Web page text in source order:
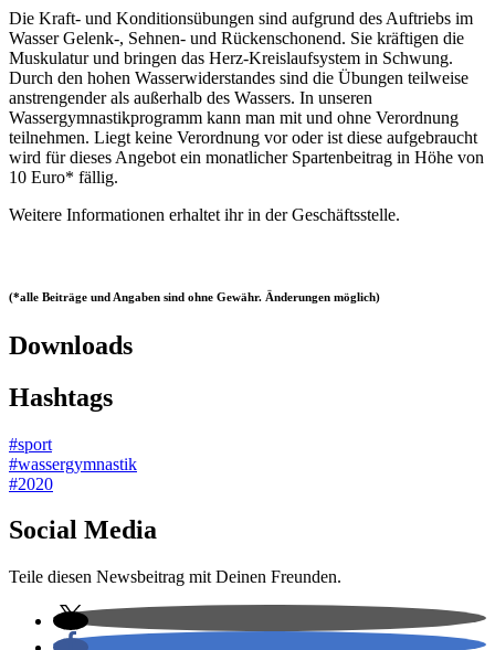
Die Kraft- und Konditionsübungen sind aufgrund des Auftriebs im
Wasser Gelenk-, Sehnen- und Rückenschonend. Sie kräftigen die
Muskulatur und bringen das Herz-Kreislaufsystem in Schwung.
Durch den hohen Wasserwiderstandes sind die Übungen teilweise
anstrengender als außerhalb des Wassers. In unseren
Wassergymnastikprogramm kann man mit und ohne Verordnung
teilnehmen. Liegt keine Verordnung vor oder ist diese aufgebraucht
wird für dieses Angebot ein monatlicher Spartenbeitrag in Höhe von
10 Euro* fällig.
Weitere Informationen erhaltet ihr in der Geschäftsstelle.
(*alle Beiträge und Angaben sind ohne Gewähr. Änderungen möglich)
Downloads
Hashtags
#sport
#wassergymnastik
#2020
Social Media
Teile diesen Newsbeitrag mit Deinen Freunden.